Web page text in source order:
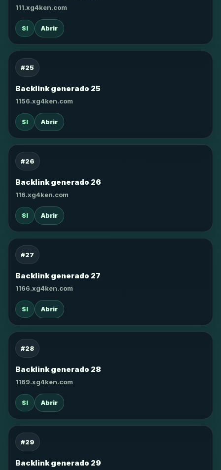
111.xg4ken.com
SI Abrir
#25
Backlink generado 25
1156.xg4ken.com
SI Abrir
#26
Backlink generado 26
116.xg4ken.com
SI Abrir
#27
Backlink generado 27
1166.xg4ken.com
SI Abrir
#28
Backlink generado 28
1169.xg4ken.com
SI Abrir
#29
Backlink generado 29